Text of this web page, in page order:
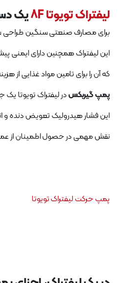
لیفتراک تویوتا 8F یک
برای مصارف صنعتی سنگین طراحی
این لیفتراک همچنین دارای ایمنی
که آن را برای تامین مواد غذایی از
پمپ گیربکسدر لیفتراک تویوتا
این فشار هیدرولیک تعویض دنده و
نقش مهمی در حصول اطمینان از
پمپ حرکت لیفتراک تویوتا